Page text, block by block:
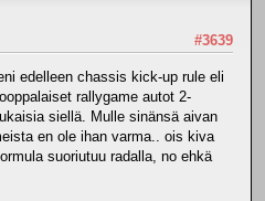
#3639
edelleen chassis kick-up rule eli
rallygame autot 2-
siellä. Mulle sinänsä aivan
en ole ihan varma.. ois kiva
suoriutuu radalla, no ehkä